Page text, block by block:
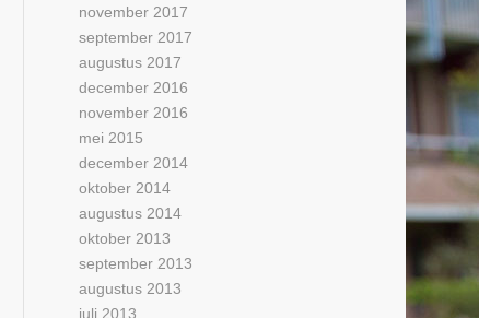
november 2017
september 2017
augustus 2017
december 2016
november 2016
mei 2015
december 2014
oktober 2014
augustus 2014
oktober 2013
september 2013
augustus 2013
juli 2013